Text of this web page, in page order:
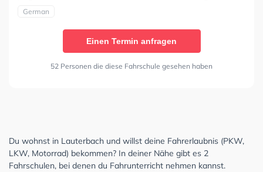
German
Einen Termin anfragen
52 Personen die diese Fahrschule gesehen haben
Du wohnst in Lauterbach und willst deine Fahrerlaubnis (PKW,
LKW, Motorrad) bekommen? In deiner Nähe gibt es 2
Fahrschulen, bei denen du Fahrunterricht nehmen kannst.